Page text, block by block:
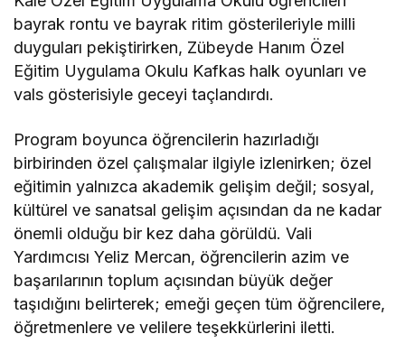
bayrak rontu ve bayrak ritim gösterileriyle milli
duyguları pekiştirirken, Zübeyde Hanım Özel
Eğitim Uygulama Okulu Kafkas halk oyunları ve
vals gösterisiyle geceyi taçlandırdı.
Program boyunca öğrencilerin hazırladığı
birbirinden özel çalışmalar ilgiyle izlenirken; özel
eğitimin yalnızca akademik gelişim değil; sosyal,
kültürel ve sanatsal gelişim açısından da ne kadar
önemli olduğu bir kez daha görüldü. Vali
Yardımcısı Yeliz Mercan, öğrencilerin azim ve
başarılarının toplum açısından büyük değer
taşıdığını belirterek; emeği geçen tüm öğrencilere,
öğretmenlere ve velilere teşekkürlerini iletti.